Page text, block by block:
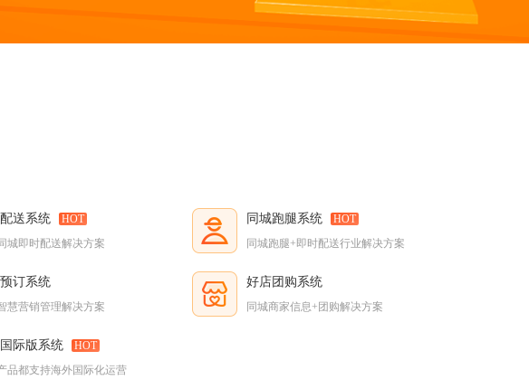
送系统
HOT
城即时配送解决方案
同城跑腿系统
HOT
同城跑腿+即时配送行业解决方案
订系统
慧营销管理解决方案
好店团购系统
同城商家信息+团购解决方案
际版系统
HOT
品都支持海外国际化运营